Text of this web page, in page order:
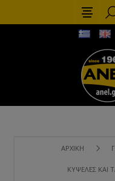
ΑΡΧΙΚΉ
ΚΥΨΈΛΕΣ ΚΑΙ